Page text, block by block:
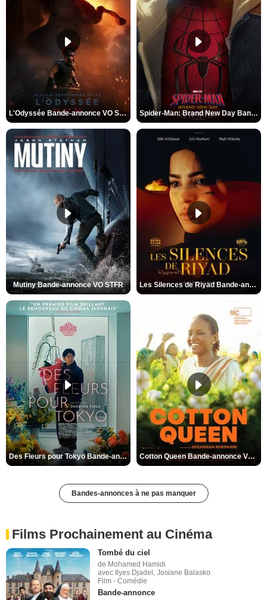
L'Odyssée Bande-annonce VO STFR Spider-Man: Brand New Day Bande-annonce VO STFR
Mutiny Bande-annonce VO STFR Les Silences de Riyad Bande-annonce VO STFR
Des Fleurs pour Tokyo Bande-annonce VO STFR Cotton Queen Bande-annonce VO STFR
Bandes-annonces à ne pas manquer
Films Prochainement au Cinéma
Tombé du ciel
de Mohamed Hamidi
avec Ilyes Djadel, Josiane Balasko
Film - Comédie
Bande-annonce